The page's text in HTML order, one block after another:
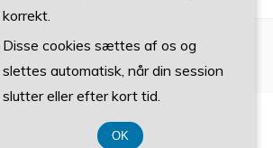
korrekt.
Disse cookies sættes af os og
slettes automatisk, når din session
slutter eller efter kort tid.
OK